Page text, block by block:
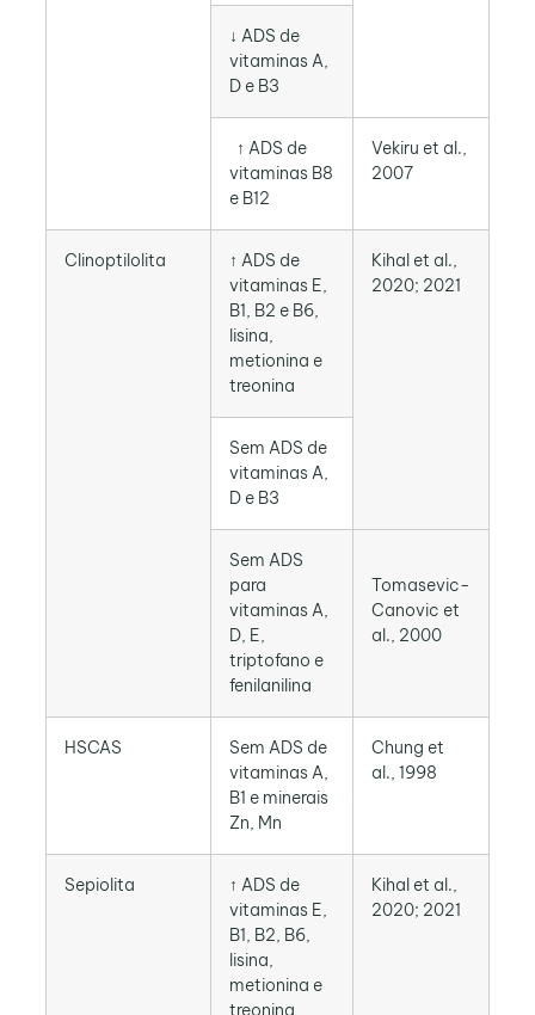
↓ ADS de
vitaminas A,
D e B3
↑ ADS de
vitaminas B8
e B12
Vekiru et al.,
2007
Clinoptilolita
↑ ADS de
vitaminas E,
B1, B2 e B6,
lisina,
metionina e
treonina
Kihal et al.,
2020; 2021
Sem ADS de
vitaminas A,
D e B3
Sem ADS
para
vitaminas A,
D, E,
triptofano e
fenilanilina
Tomasevic-
Canovic et
al., 2000
HSCAS
Sem ADS de
vitaminas A,
B1 e minerais
Zn, Mn
Chung et
al., 1998
Sepiolita
↑ ADS de
vitaminas E,
B1, B2, B6,
lisina,
metionina e
Kihal et al.,
2020; 2021